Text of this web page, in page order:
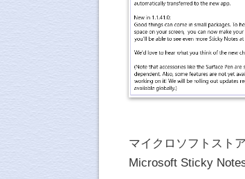
マイクロソフトストア
Microsoft Sticky